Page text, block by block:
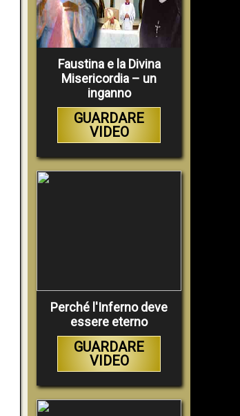
Faustina e la Divina
Misericordia – un
inganno
GUARDARE
VIDEO
Perché l'Inferno deve
essere eterno
GUARDARE
VIDEO